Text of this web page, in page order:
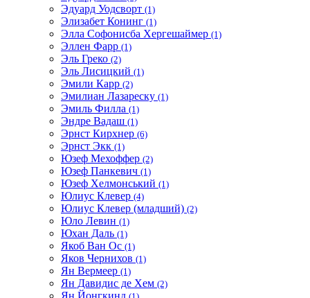
Эдуард Уодсворт (1)
Элизабет Конинг (1)
Элла Софонисба Хергешаймер (1)
Эллен Фарр (1)
Эль Греко (2)
Эль Лисицкий (1)
Эмили Карр (2)
Эмилиан Лазареску (1)
Эмиль Филла (1)
Эндре Вадаш (1)
Эрнст Кирхнер (6)
Эрнст Экк (1)
Юзеф Мехоффер (2)
Юзеф Панкевич (1)
Юзеф Хелмонський (1)
Юлиус Клевер (4)
Юлиус Клевер (младший) (2)
Юло Левин (1)
Юхан Даль (1)
Якоб Ван Ос (1)
Яков Чернихов (1)
Ян Вермеер (1)
Ян Давидис де Хем (2)